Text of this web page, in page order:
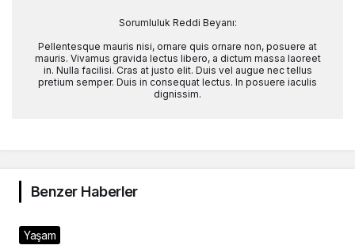
Sorumluluk Reddi Beyanı:
Pellentesque mauris nisi, ornare quis ornare non, posuere at
mauris. Vivamus gravida lectus libero, a dictum massa laoreet
in. Nulla facilisi. Cras at justo elit. Duis vel augue nec tellus
pretium semper. Duis in consequat lectus. In posuere iaculis
dignissim.
Benzer Haberler
Yaşam